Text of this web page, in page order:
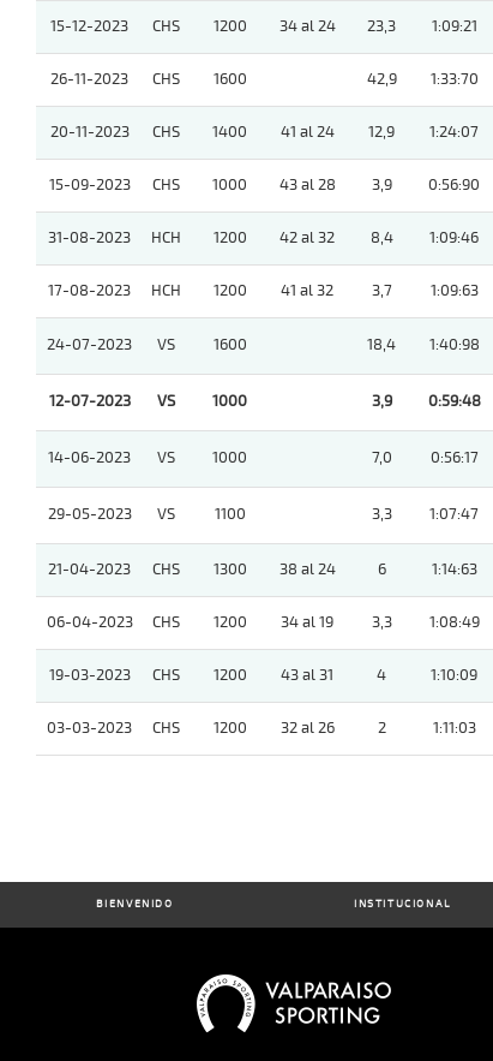
15-12-2023 CHS 1200 34 al 24 23,3 1:09:21
26-11-2023 CHS 1600 42,9 1:33:70
20-11-2023 CHS 1400 41 al 24 12,9 1:24:07
15-09-2023 CHS 1000 43 al 28 3,9 0:56:90
31-08-2023 HCH 1200 42 al 32 8,4 1:09:46
17-08-2023 HCH 1200 41 al 32 3,7 1:09:63
24-07-2023 VS 1600 18,4 1:40:98
12-07-2023 VS 1000 3,9 0:59:48
14-06-2023 VS 1000 7,0 0:56:17
29-05-2023 VS 1100 3,3 1:07:47
21-04-2023 CHS 1300 38 al 24 6 1:14:63
06-04-2023 CHS 1200 34 al 19 3,3 1:08:49
19-03-2023 CHS 1200 43 al 31 4 1:10:09
03-03-2023 CHS 1200 32 al 26 2 1:11:03
BIENVENIDO INSTITUCIONAL